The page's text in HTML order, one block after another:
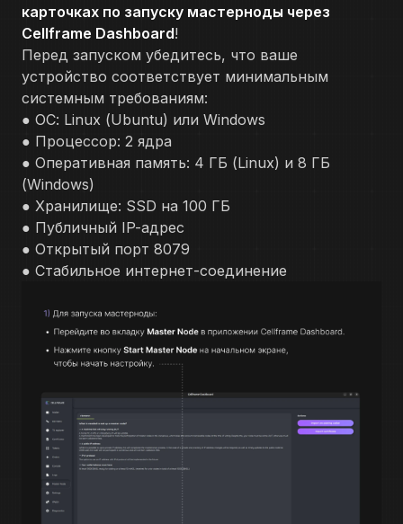
карточках по запуску мастерноды через
Cellframe Dashboard!
Перед запуском убедитесь, что ваше
устройство соответствует минимальным
системным требованиям:
● ОС: Linux (Ubuntu) или Windows
● Процессор: 2 ядра
● Оперативная память: 4 ГБ (Linux) и 8 ГБ
(Windows)
● Хранилище: SSD на 100 ГБ
● Публичный IP-адрес
● Открытый порт 8079
● Стабильное интернет-соединение